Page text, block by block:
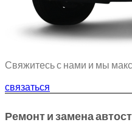
Свяжитесь с нами и мы
связаться
Ремонт и замена